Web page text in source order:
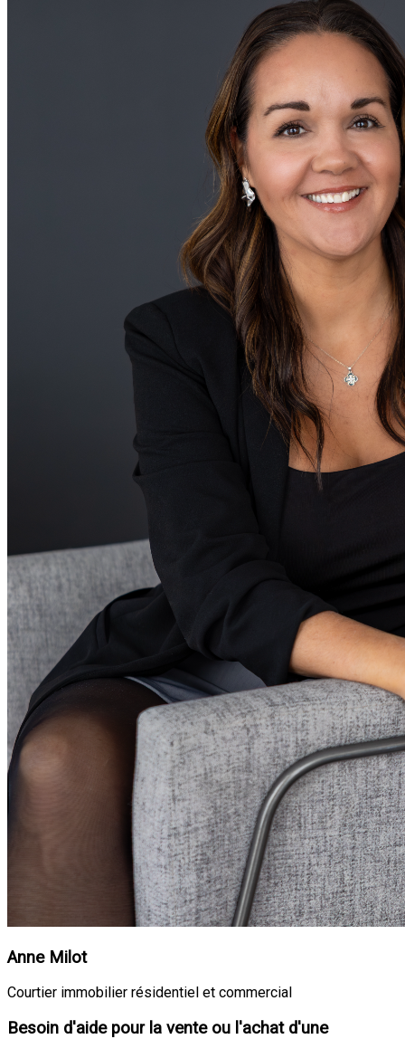
Anne Milot
Courtier immobilier résidentiel et commercial
Besoin d'aide pour la vente ou l'achat d'une